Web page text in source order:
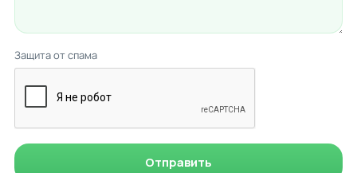
Защита от спама
Отправить